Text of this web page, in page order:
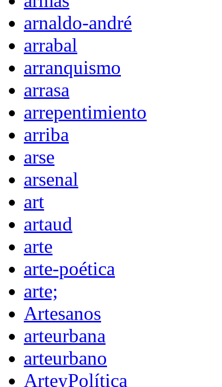
arnaldo-andré
arrabal
arranquismo
arrasa
arrepentimiento
arriba
arse
arsenal
art
artaud
arte
arte-poética
arte;
Artesanos
arteurbana
arteurbano
ArteyPolítica